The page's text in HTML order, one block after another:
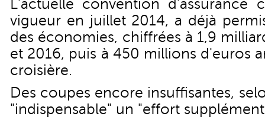
L'actuelle convention d'assurance
vigueur en juillet 2014, a déjà
des économies, chiffrées à 1,9
et 2016, puis à 450 millions d'euros
croisière.
Des coupes encore insuffisantes,
"indispensable" un "effort